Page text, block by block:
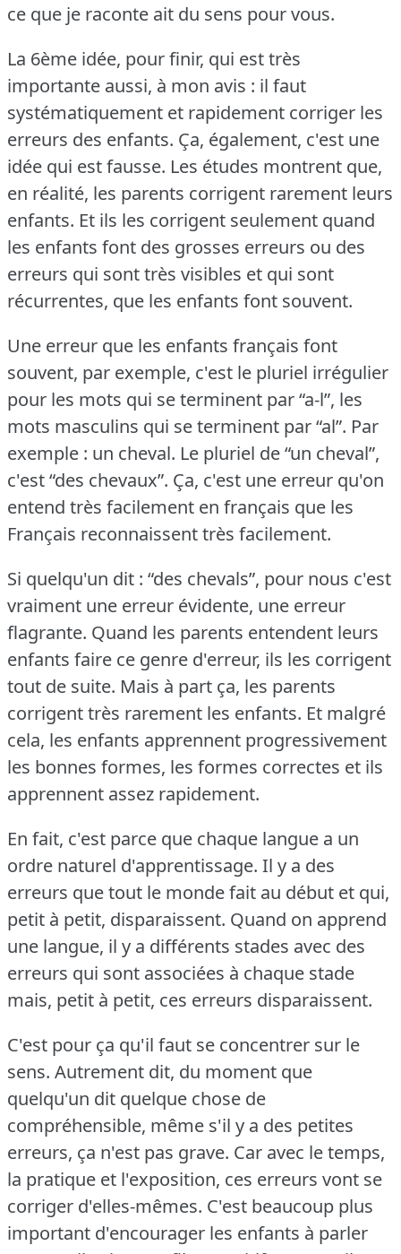
ce que je raconte ait du sens pour vous.
La 6ème idée, pour finir, qui est très
importante aussi, à mon avis : il faut
systématiquement et rapidement corriger les
erreurs des enfants. Ça, également, c'est une
idée qui est fausse. Les études montrent que,
en réalité, les parents corrigent rarement leurs
enfants. Et ils les corrigent seulement quand
les enfants font des grosses erreurs ou des
erreurs qui sont très visibles et qui sont
récurrentes, que les enfants font souvent.
Une erreur que les enfants français font
souvent, par exemple, c'est le pluriel irrégulier
pour les mots qui se terminent par “a-l”, les
mots masculins qui se terminent par “al”. Par
exemple : un cheval. Le pluriel de “un cheval”,
c'est “des chevaux”. Ça, c'est une erreur qu'on
entend très facilement en français que les
Français reconnaissent très facilement.
Si quelqu'un dit : “des chevals”, pour nous c'est
vraiment une erreur évidente, une erreur
flagrante. Quand les parents entendent leurs
enfants faire ce genre d'erreur, ils les corrigent
tout de suite. Mais à part ça, les parents
corrigent très rarement les enfants. Et malgré
cela, les enfants apprennent progressivement
les bonnes formes, les formes correctes et ils
apprennent assez rapidement.
En fait, c'est parce que chaque langue a un
ordre naturel d'apprentissage. Il y a des
erreurs que tout le monde fait au début et qui,
petit à petit, disparaissent. Quand on apprend
une langue, il y a différents stades avec des
erreurs qui sont associées à chaque stade
mais, petit à petit, ces erreurs disparaissent.
C'est pour ça qu'il faut se concentrer sur le
sens. Autrement dit, du moment que
quelqu'un dit quelque chose de
compréhensible, même s'il y a des petites
erreurs, ça n'est pas grave. Car avec le temps,
la pratique et l'exposition, ces erreurs vont se
corriger d'elles-mêmes. C'est beaucoup plus
important d'encourager les enfants à parler